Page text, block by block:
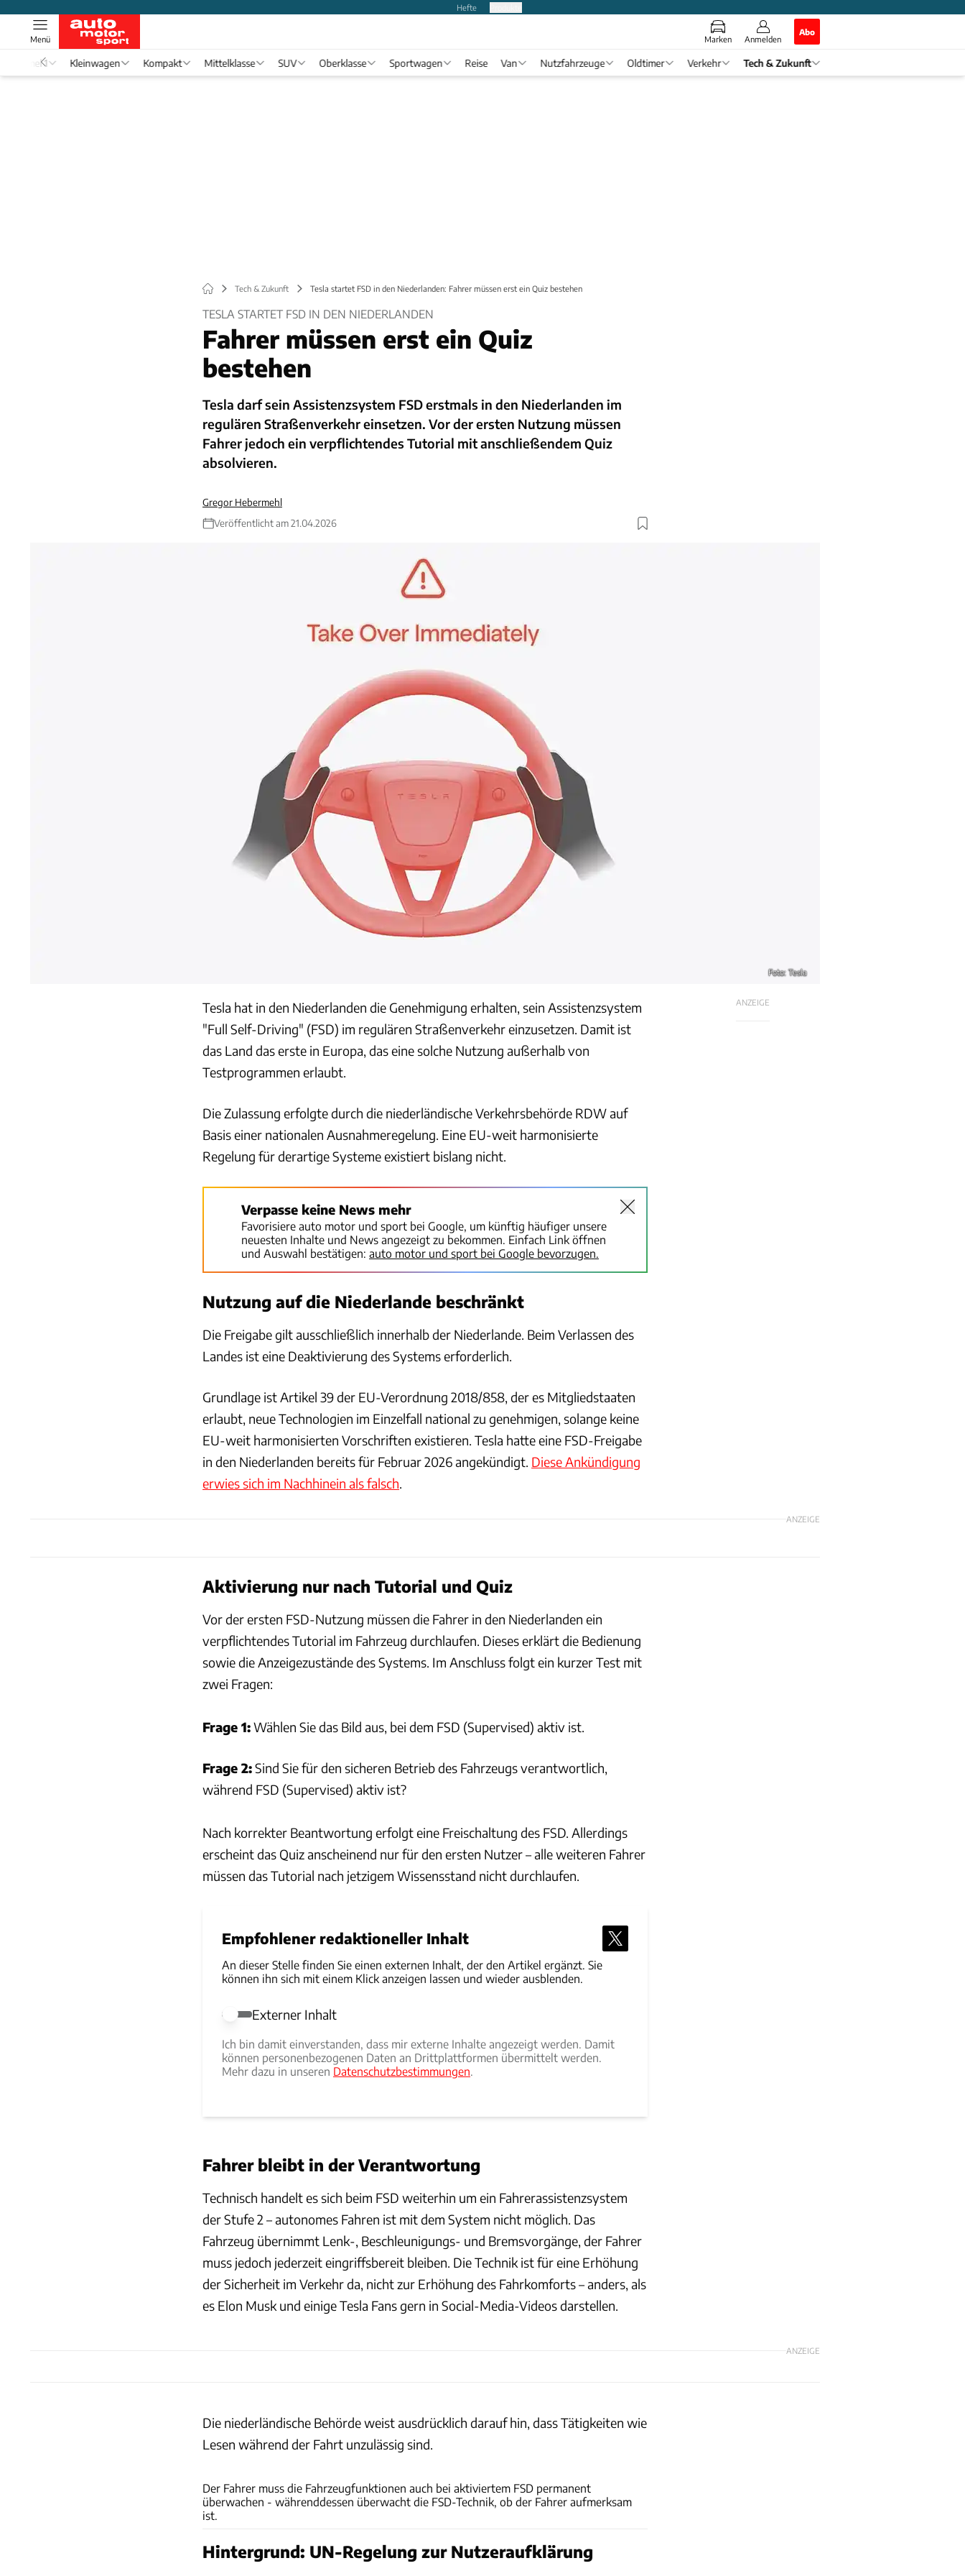
Hefte
Marken Anmelden
Abo
Menü
Formel 1 Kleinwagen Kompakt Mittelklasse SUV Oberklasse Sportwagen Reise Van Nutzfahrzeuge Oldtimer Verkehr Tech & Zukunft
Tech & Zukunft Tesla startet FSD in den Niederlanden: Fahrer müssen erst ein Quiz bestehen
TESLA STARTET FSD IN DEN NIEDERLANDEN
Fahrer müssen erst ein Quiz
bestehen
Tesla darf sein Assistenzsystem FSD erstmals in den Niederlanden im
regulären Straßenverkehr einsetzen. Vor der ersten Nutzung müssen
Fahrer jedoch ein verpflichtendes Tutorial mit anschließendem Quiz
absolvieren.
Gregor Hebermehl
Veröffentlicht am 21.04.2026
Foto: Tesla
ANZEIGE
Tesla hat in den Niederlanden die Genehmigung erhalten, sein Assistenzsystem
"Full Self-Driving" (FSD) im regulären Straßenverkehr einzusetzen. Damit ist
das Land das erste in Europa, das eine solche Nutzung außerhalb von
Testprogrammen erlaubt.
Die Zulassung erfolgte durch die niederländische Verkehrsbehörde RDW auf
Basis einer nationalen Ausnahmeregelung. Eine EU-weit harmonisierte
Regelung für derartige Systeme existiert bislang nicht.
Verpasse keine News mehr
Favorisiere auto motor und sport bei Google, um künftig häufiger unsere
neuesten Inhalte und News angezeigt zu bekommen. Einfach Link öffnen
und Auswahl bestätigen: auto motor und sport bei Google bevorzugen.
Nutzung auf die Niederlande beschränkt
Die Freigabe gilt ausschließlich innerhalb der Niederlande. Beim Verlassen des
Landes ist eine Deaktivierung des Systems erforderlich.
Grundlage ist Artikel 39 der EU-Verordnung 2018/858, der es Mitgliedstaaten
erlaubt, neue Technologien im Einzelfall national zu genehmigen, solange keine
EU-weit harmonisierten Vorschriften existieren. Tesla hatte eine FSD-Freigabe
in den Niederlanden bereits für Februar 2026 angekündigt. Diese Ankündigung
erwies sich im Nachhinein als falsch
ANZEIGE
Aktivierung nur nach Tutorial und Quiz
Vor der ersten FSD-Nutzung müssen die Fahrer in den Niederlanden ein
verpflichtendes Tutorial im Fahrzeug durchlaufen. Dieses erklärt die Bedienung
sowie die Anzeigezustände des Systems. Im Anschluss folgt ein kurzer Test mit
zwei Fragen:
Frage 1:Wählen Sie das Bild aus, bei dem FSD (Supervised) aktiv ist.
Frage 2:Sind Sie für den sicheren Betrieb des Fahrzeugs verantwortlich,
während FSD (Supervised) aktiv ist?
Nach korrekter Beantwortung erfolgt eine Freischaltung des FSD. Allerdings
erscheint das Quiz anscheinend nur für den ersten Nutzer – alle weiteren Fahrer
müssen das Tutorial nach jetzigem Wissensstand nicht durchlaufen.
Empfohlener redaktioneller Inhalt
An dieser Stelle finden Sie einen externen Inhalt, der den Artikel ergänzt. Sie
können ihn sich mit einem Klick anzeigen lassen und wieder ausblenden.
Externer Inhalt erlauben
Externer Inhalt
Ich bin damit einverstanden, dass mir externe Inhalte angezeigt werden. Damit
können personenbezogenen Daten an Drittplattformen übermittelt werden.
Mehr dazu in unseren Datenschutzbestimmungen
Fahrer bleibt in der Verantwortung
Technisch handelt es sich beim FSD weiterhin um ein Fahrerassistenzsystem
der Stufe 2 – autonomes Fahren ist mit dem System nicht möglich. Das
Fahrzeug übernimmt Lenk-, Beschleunigungs- und Bremsvorgänge, der Fahrer
muss jedoch jederzeit eingriffsbereit bleiben. Die Technik ist für eine Erhöhung
der Sicherheit im Verkehr da, nicht zur Erhöhung des Fahrkomforts – anders, als
es Elon Musk und einige Tesla Fans gern in Social-Media-Videos darstellen.
ANZEIGE
Die niederländische Behörde weist ausdrücklich darauf hin, dass Tätigkeiten wie
Lesen während der Fahrt unzulässig sind.
Der Fahrer muss die Fahrzeugfunktionen auch bei aktiviertem FSD permanent
überwachen - währenddessen überwacht die FSD-Technik, ob der Fahrer aufmerksam
ist.
Hintergrund: UN-Regelung zur Nutzeraufklärung